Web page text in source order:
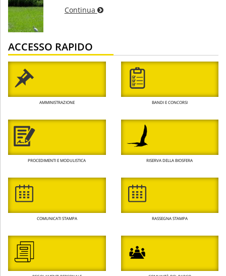
Continua
ACCESSO RAPIDO
AMMINISTRAZIONE BANDI E CONCORSI
PROCEDIMENTI E MODULISTICA RISERVA DELLA BIOSFERA
COMUNICATI STAMPA RASSEGNA STAMPA